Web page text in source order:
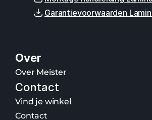
Garantievoorwaarden
Over
Over Meister
Contact
Vind je winkel
Contact